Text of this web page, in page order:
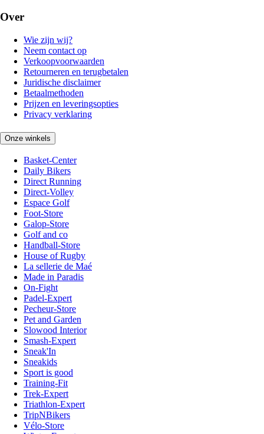
Over
Wie zijn wij?
Neem contact op
Verkoopvoorwaarden
Retourneren en terugbetalen
Juridische disclaimer
Betaalmethoden
Prijzen en leveringsopties
Privacy verklaring
Onze winkels
Basket-Center
Daily Bikers
Direct Running
Direct-Volley
Espace Golf
Foot-Store
Galop-Store
Golf and co
Handball-Store
House of Rugby
La sellerie de Maé
Made in Paradis
On-Fight
Padel-Expert
Pecheur-Store
Pet and Garden
Slowood Interior
Smash-Expert
Sneak'In
Sneakids
Sport is good
Training-Fit
Trek-Expert
Triathlon-Expert
TripNBikers
Vélo-Store